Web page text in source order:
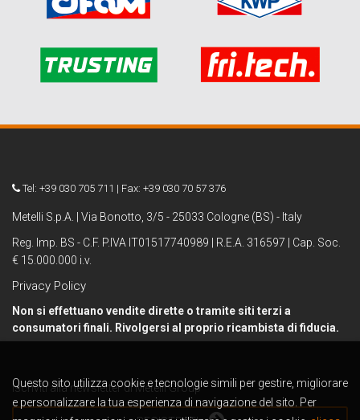
Tel: +39 030 705 711 | Fax: +39 030 70 57 376
Metelli S.p.A. | Via Bonotto, 3/5 - 25033 Cologne (BS) - Italy
Reg. Imp. BS - C.F. P.IVA IT01517740989 | R.E.A. 316597 | Cap. Soc.
€ 15.000.000 i.v.
Privacy Policy
Non si effettuano vendite dirette o tramite siti terzi a
consumatori finali. Rivolgersi al proprio ricambista di fiducia.
Iscriviti alla newsletter di Metelli Group
Questo sito utilizza cookie e tecnologie simili per gestire, migliorare
e personalizzare la tua esperienza di navigazione del sito. Per